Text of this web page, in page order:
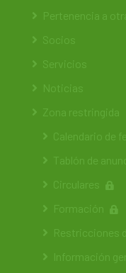
Pertenencia a
Socios
Servicios
Noticias
Zona restringida
Calendario de
Tablón de
Circulares
Formación
Restricciones
Información